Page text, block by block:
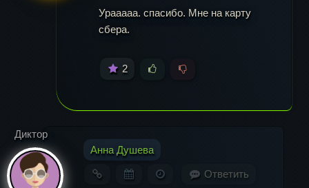
Урааааа. спасибо. Мне на карту
сбера.
2
Диктор
Анна Душева
Ответить